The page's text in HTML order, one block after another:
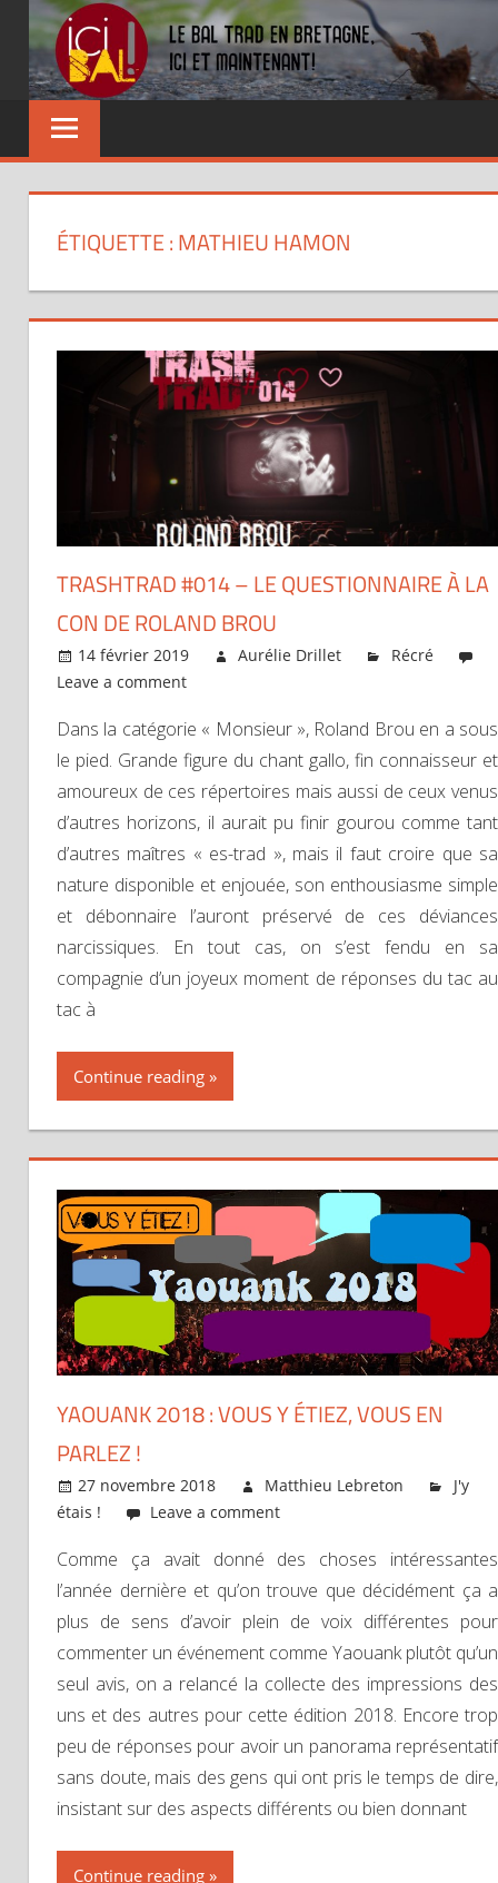
content
Dansez
partout
ÉTIQUETTE : MATHIEU HAMON
TRASHTRAD #014 – LE QUESTIONNAIRE À LA
CON DE ROLAND BROU
14 février 2019 Aurélie Drillet
Récré
Leave a comment
Dans la catégorie « Monsieur », Roland Brou en a sous
le pied. Grande figure du chant gallo, fin connaisseur et
amoureux de ces répertoires mais aussi de ceux venus
d’autres horizons, il aurait pu finir gourou comme tant
d’autres maîtres « es-trad », mais il faut croire que sa
nature disponible et enjouée, son enthousiasme simple
et débonnaire l’auront préservé de ces déviances
narcissiques. En tout cas, on s’est fendu en sa
compagnie d’un joyeux moment de réponses du tac au
tac à
Continue reading
YAOUANK 2018 : VOUS Y ÉTIEZ, VOUS EN
PARLEZ !
27 novembre 2018 Matthieu Lebreton
J'y
étais !
Leave a comment
Comme ça avait donné des choses intéressantes
l’année dernière et qu’on trouve que décidément ça a
plus de sens d’avoir plein de voix différentes pour
commenter un événement comme Yaouank plutôt qu’un
seul avis, on a relancé la collecte des impressions des
uns et des autres pour cette édition 2018. Encore trop
peu de réponses pour avoir un panorama représentatif
sans doute, mais des gens qui ont pris le temps de dire,
insistant sur des aspects différents ou bien donnant
Continue reading